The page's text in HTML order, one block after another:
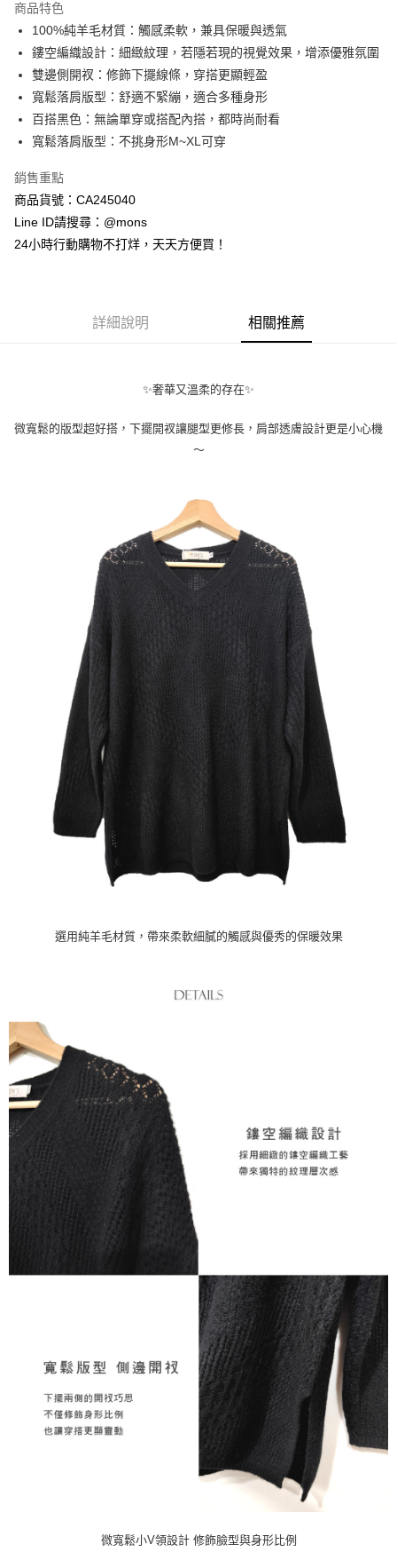
合作金庫商業銀行
華南商業銀行
彰化商業銀行
上海商業儲蓄銀行
台北富邦商業銀行
國泰世華商業銀行
兆豐國際商業銀行
臺灣中小企業銀行
台中商業銀行
匯豐（台灣）商業銀行
華泰商業銀行
聯邦商業銀行
遠東國際商業銀行
元大商業銀行
永豐商業銀行
台新國際商業銀行
台灣樂天信用卡公司
6 期 0 利率 每期
華南商業銀行
彰化商業銀行
上海商業儲蓄銀行
台北富邦商業銀行
國泰世華商業銀行
兆豐國際商業銀行
臺灣中小企業銀行
台中商業銀行
匯豐（台灣）商業銀行
華泰商業銀行
元大商業銀行
玉山商業銀行
台灣樂天信用卡公司
超商取貨付款
LINE Pay
Apple Pay
街口支付
悠遊付
AFTEE先享後付
【「AFTEE先享後付」結帳流程】
結帳頁面，進行簡訊認證並確認金額後，即可完成結帳。
２．訂單成立數日內，您將收到繳費通知簡訊。
購買商品的店家。未經商家同意取消之訂單仍視為有效，需透過AFTEE先享
※ 交易是否成功請以「AFTEE先享後付 」之結帳頁面顯示為準，若有關於
是否繳費成功／繳費後需取消欲退款等相關疑問，請聯繫「AFTEE先享後付
https://netprotections.freshdesk.com/support/home
１．透過由恩沛科技股份有限公司提供之「AFTEE先享後付」服務完成之交
易，需依本服務之必要範圍內提供個人資料，並將交易相關給付款項請求債
權轉讓予恩沛科技股份有限公司。
２．關於個人資料處理事宜，請瀏覽以下網址：
https://aftee.tw/terms/#terms3
３．未成年的使用者請事先徵得法定代理人或監護人之同意方可使用
「AFTEE先享後付」，若未經同意申辦者引起之損失，本公司不負相關責
４．使用「AFTEE先享後付」時，將依據個別帳號之用戶狀況，依本公司即
時審查核予不同之上限額度；若仍有額度不足之情形，本公司將視審查結果
請求用戶進行身份認證。
５．嚴禁一人註冊多個帳號或使用他人資訊註冊。若發現惡意使用之情形，
恩沛科技股份有限公司將有權停止該用戶之使用額度並採取法律行動。
每筆NT$80，滿NT$1,000(含以上)免運費
每筆NT$80，滿NT$1,000(含以上)免運費
付款後7-11取貨
每筆NT$80，滿NT$1,000(含以上)免運費
每筆NT$100，滿NT$1,000(含以上)免運費
每筆NT$80
商品特色
100%純羊毛材質：觸感柔軟，兼具保暖與透氣
鏤空編織設計：細緻紋理，若隱若現的視覺效果，增添優雅氛圍
雙邊側開衩：修飾下擺線條，穿搭更顯輕盈
寬鬆落肩版型：舒適不緊繃，適合多種身形
百搭黑色：無論單穿或搭配內搭，都時尚耐看
寬鬆落肩版型：不挑身形M~XL可穿
銷售重點
商品貨號：CA245040
Line ID請搜尋：@mons
24小時行動購物不打烊，天天方便買！
詳細說明 相關推薦
✨奢華又溫柔的存在✨
微寬鬆的版型超好搭，下擺開衩讓腿型更修長，肩部透膚設計更是小心機
～
選用純羊毛材質，帶來柔軟細膩的觸感與優秀的保暖效果
微寬鬆小V領設計 修飾臉型與身形比例